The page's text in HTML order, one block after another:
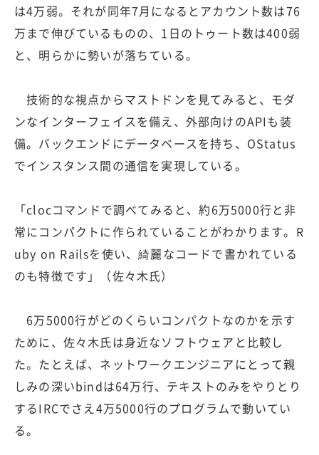
は4万弱。それが同年7月になるとアカウント数は76
万まで伸びているものの、1日のトゥート数は400弱
と、明らかに勢いが落ちている。
技術的な視点からマストドンを見てみると、モダ
ンなインターフェイスを備え、外部向けのAPIも装
備。バックエンドにデータベースを持ち、OStatus
でインスタンス間の通信を実現している。
「clocコマンドで調べてみると、約6万5000行と非
常にコンパクトに作られていることがわかります。R
uby on Railsを使い、綺麗なコードで書かれている
のも特徴です」（佐々木氏）
6万5000行がどのくらいコンパクトなのかを示す
ために、佐々木氏は身近なソフトウェアと比較し
た。たとえば、ネットワークエンジニアにとって親
しみの深いbindは64万行、テキストのみをやりとり
するIRCでさえ4万5000行のプログラムで動いてい
る。